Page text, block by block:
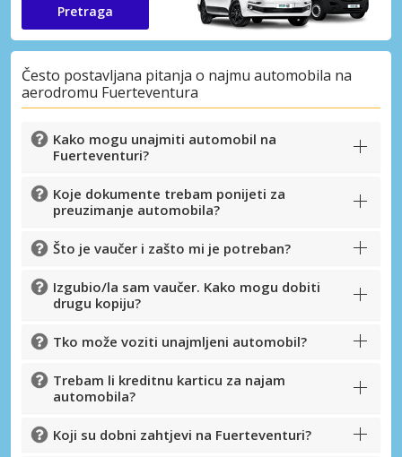
Pretraga
Često postavljana pitanja o najmu automobila na
aerodromu Fuerteventura
Kako mogu unajmiti automobil na
Fuerteventuri?
Koje dokumente trebam ponijeti za
preuzimanje automobila?
Što je vaučer i zašto mi je potreban?
Izgubio/la sam vaučer. Kako mogu dobiti
drugu kopiju?
Tko može voziti unajmljeni automobil?
Trebam li kreditnu karticu za najam
automobila?
Koji su dobni zahtjevi na Fuerteventuri?